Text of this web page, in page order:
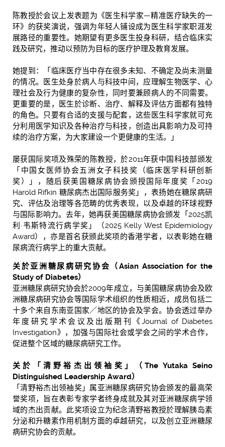
陈教授於会议上发表题为《医生科学家—精准医疗缺失的一
环》的获奖演说，强调为年轻人铺设成为医生科学家职涯发
展路径的重要性。她期望有更多医生投身科研，结合临床实
践及研究，推动以预防为目标的医疗护理及教育发展。
她提到：「临床医疗当中存在很多未知、不确定及尚未测量
的情况。医生处身於病人与科技中间，应理解生物医学、心
理社会及行为健康的复杂性，同时要兼顾病人的不同需要。
更重要的是，医生於诊断、治疗、解释及评估方面都有独特
的角色。只要有合适的支援与配套，这些医生科学家就可充
分利用医学知识及各种治疗与科技，创造出具影响力及可持
续的治疗方案，为大家建设一个更健康的生活。」
屡获国际奖项及殊荣的陈教授，於2011年获中国科技部颁发
「中国女医师协会五洲女子科技奖（临床医学科研创新
奖）」，随后获美国糖尿病协会颁授国际年度奖「2019
Harold Rifkin 糖尿病杰出国际服务奖」，表扬她在糖尿病研
究、评估及治理等各范畴的优秀表现，以及卓越的环球视野
与国际影响力。去年，她再获美国糖尿病协会颁发「2025凯
利·韦斯特流行病学奖」（2025 Kelly West Epidemiology
Award），亦是首名获颁此奖项的香港学者，以表彰她在糖
尿病流行病学上的重大贡献。
关於亚洲糖尿病研究协会（Asian Association for the
Study of Diabetes）
亚洲糖尿病研究协会於2009年成立，与美国糖尿病协会及欧
洲糖尿病研究协会等国际学术组织的性质相近，成员包括二
十多个来自东南亚国家／地区的协会及学会。协会透过举办
年度研究学术会议及出版期刊《Journal of Diabetes
Investigation》，加强与国际社会或学会之间的学术合作，
促进整个区域的糖尿病研究工作。
关於「清野裕杰出领袖奖」（The Yutaka Seino
Distinguished Leadership Award）
「清野裕杰出领袖奖」属亚洲糖尿病研究协会颁发的最高荣
誉奖项，旨在表彰专家学者终身成就及其对亚洲糖尿病学领
域的杰出贡献。此奖项设立为纪念清野裕教授於理解胰岛素
分泌和升糖素作用机制方面的卓越研究，以及创立亚洲糖尿
病研究协会的贡献。